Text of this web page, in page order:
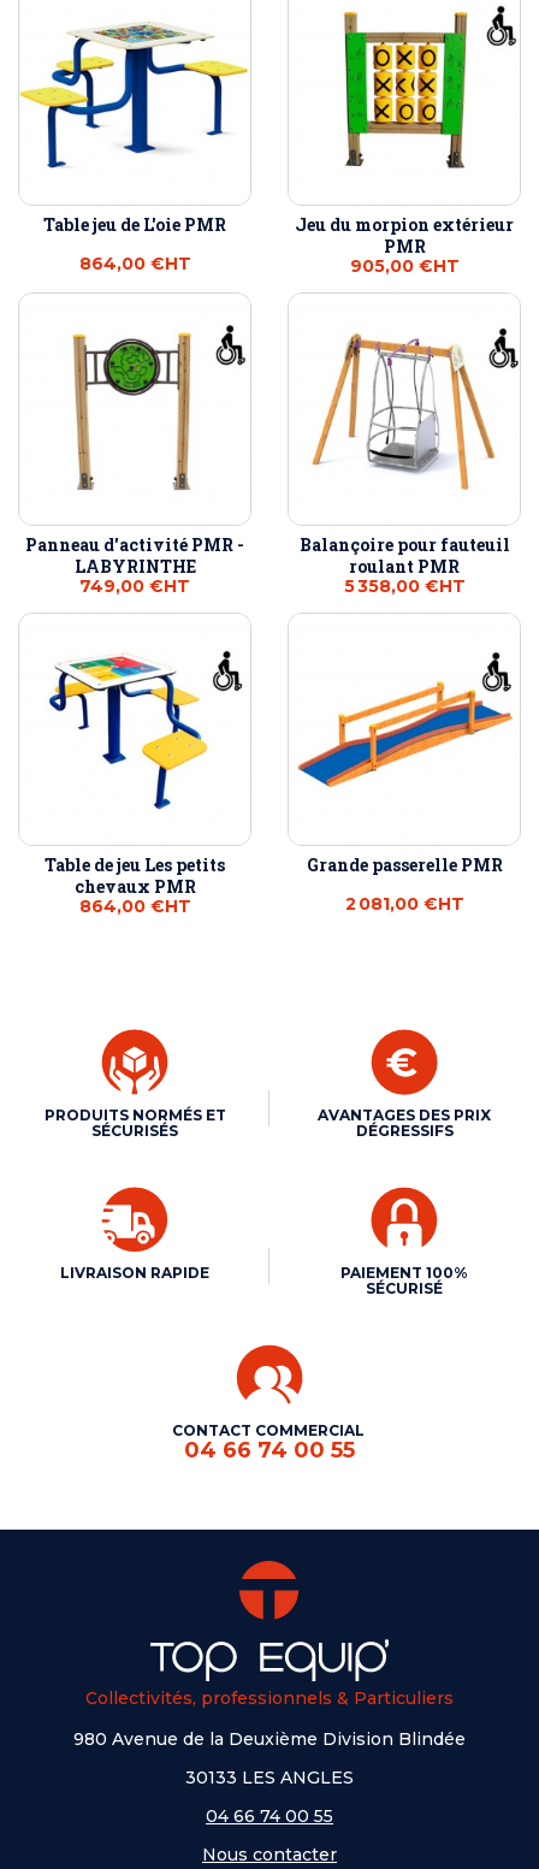
Table jeu de L'oie PMR
864,00 €HT
Jeu du morpion extérieur
PMR
905,00 €HT
Panneau d'activité PMR -
LABYRINTHE
749,00 €HT
Balançoire pour fauteuil
roulant PMR
5 358,00 €HT
Table de jeu Les petits
chevaux PMR
864,00 €HT
Grande passerelle PMR
2 081,00 €HT
PRODUITS NORMÉS ET
SÉCURISÉS
AVANTAGES DES PRIX
DÉGRESSIFS
LIVRAISON RAPIDE
PAIEMENT 100%
SÉCURISÉ
CONTACT COMMERCIAL
04 66 74 00 55
Collectivités, professionnels & Particuliers
980 Avenue de la Deuxième Division Blindée
30133 LES ANGLES
04 66 74 00 55
Nous contacter